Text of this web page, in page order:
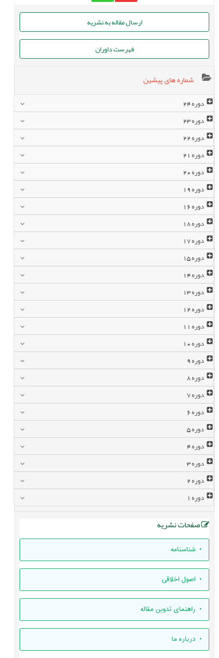
ارسال مقاله به نشریه
فهرست داوران
شماره های پیشین
دوره24
دوره23
دوره22
دوره21
دوره20
دوره19
دوره16
دوره18
دوره17
دوره15
دوره14
دوره13
دوره12
دوره11
دوره10
دوره9
دوره8
دوره7
دوره6
دوره5
دوره4
دوره3
دوره2
دوره1
صفحات نشریه
• شناسنامه
• اصول اخلاقی
• راهنمای تدوين مقاله
• درباره ما